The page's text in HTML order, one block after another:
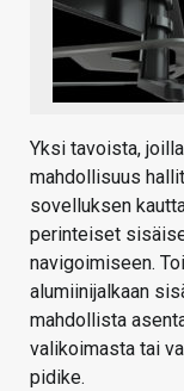
Yksi tavoista,
mahdollisuus
sovelluksen
perinteiset
navigoimiseen.
alumiinijalkaan
mahdollista
valikoimasta tai
pidike.